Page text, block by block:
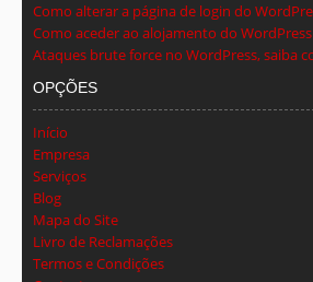
Como alterar a página de login do
Como aceder ao alojamento do WordPress
Ataques brute force no WordPress, saiba
OPÇÕES
Início
Empresa
Serviços
Blog
Mapa do Site
Livro de Reclamações
Termos e Condições